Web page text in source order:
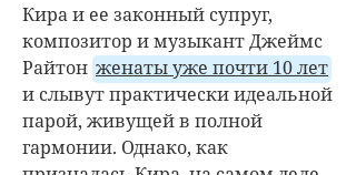
Кира и ее законный супруг,
композитор и музыкант Джеймс
Райтон женаты уже почти 10 лет
и слывут практически идеальной
парой, живущей в полной
гармонии. Однако, как